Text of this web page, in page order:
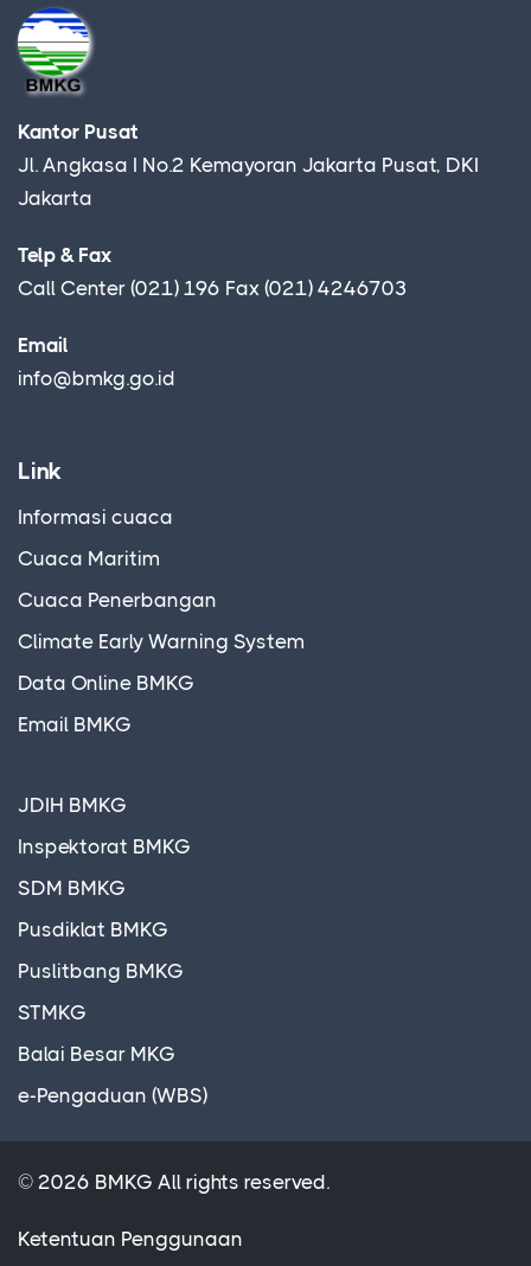
Kantor Pusat
Jl. Angkasa I No.2 Kemayoran Jakarta Pusat, DKI
Jakarta
Telp & Fax
Call Center (021) 196 Fax (021) 4246703
Email
info@bmkg.go.id
Link
Informasi cuaca
Cuaca Maritim
Cuaca Penerbangan
Climate Early Warning System
Data Online BMKG
Email BMKG
JDIH BMKG
Inspektorat BMKG
SDM BMKG
Pusdiklat BMKG
Puslitbang BMKG
STMKG
Balai Besar MKG
e-Pengaduan (WBS)
© 2026 BMKG All rights reserved.
Ketentuan Penggunaan